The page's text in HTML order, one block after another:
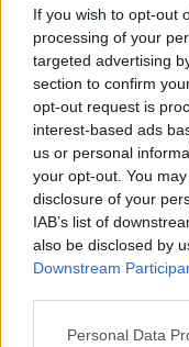
If you wish to opt-out
processing of your
targeted advertising
section to confirm
opt-out request is
interest-based ads
us or personal
your opt-out. You
disclosure of your
IAB’s list of
also be disclosed by
Downstream
Please note that this
Personal Data
madrileño es sin
regular durante todo
El central madrileño
sus últimos cinco
repartió una
Menos de 100
decepcionan en